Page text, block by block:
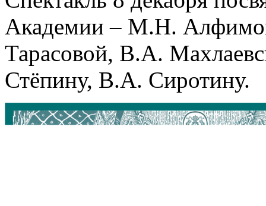
Академии – М.Н.
Тарасовой, В.А.
Стёпину, В.А. Сиротину.